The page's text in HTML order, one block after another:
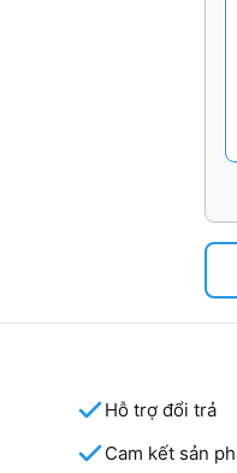
Hỗ trợ đổi trả
Cam kết sản